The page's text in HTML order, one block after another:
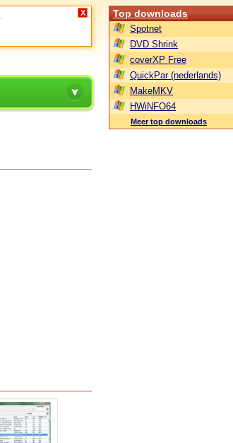
X Top downloads
Spotnet
DVD Shrink
coverXP Free
QuickPar (nederlands)
MakeMKV
HWiNFO64
Meer top downloads